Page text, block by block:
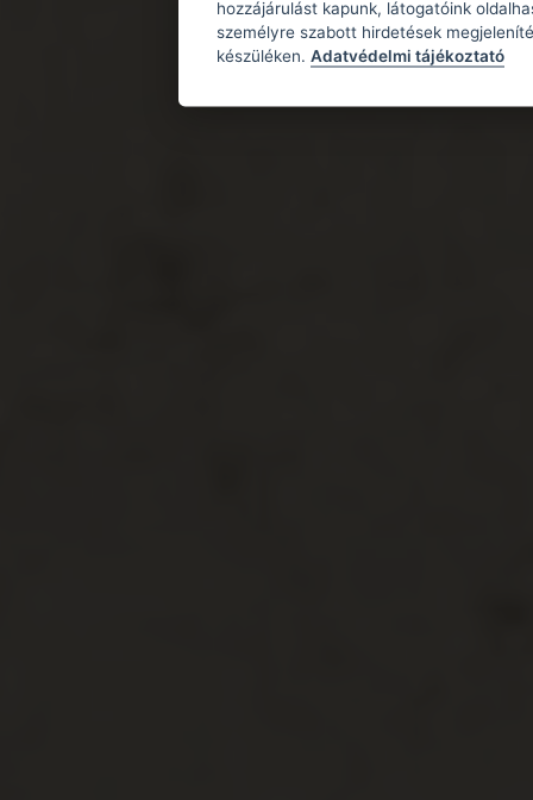
hozzájárulást kapunk, látogatóink
személyre szabott hirdetések
készüléken. Adatvédelmi tájékoztató